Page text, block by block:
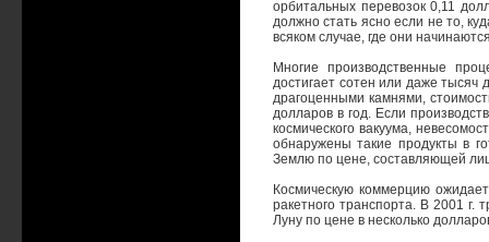
орбитальных перевозок 0,11
должно стать ясно если не то,
всяком случае, где они
Многие производственные
достигает сотен или даже
драгоценными камнями,
долларов в год. Если
космического вакуума,
обнаружены такие продукты в
Землю по цене, составляющей
Космическую коммерцию
ракетного транспорта. В 2001 г.
Луну по цене в несколько